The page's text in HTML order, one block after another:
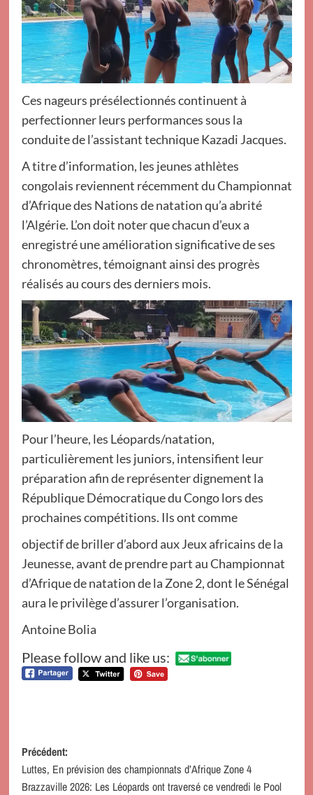
Ces nageurs présélectionnés continuent à
perfectionner leurs performances sous la
conduite de l’assistant technique Kazadi Jacques.
A titre d’information, les jeunes athlètes
congolais reviennent récemment du Championnat
d’Afrique des Nations de natation qu’a abrité
l’Algérie. L’on doit noter que chacun d’eux a
enregistré une amélioration significative de ses
chronomètres, témoignant ainsi des progrès
réalisés au cours des derniers mois.
Pour l’heure, les Léopards/natation,
particulièrement les juniors, intensifient leur
préparation afin de représenter dignement la
République Démocratique du Congo lors des
prochaines compétitions. Ils ont comme
objectif de briller d’abord aux Jeux africains de la
Jeunesse, avant de prendre part au Championnat
d’Afrique de natation de la Zone 2, dont le Sénégal
aura le privilège d’assurer l’organisation.
Antoine Bolia
Please follow and like us:
Navigation
d’article
Précédent:
Luttes, En prévision des championnats d’Afrique Zone 4
Brazzaville 2026: Les Léopards ont traversé ce vendredi le Pool